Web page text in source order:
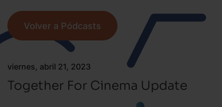
viernes, abril 21, 2023
Together For Cinema Update
Volver a Pódcasts